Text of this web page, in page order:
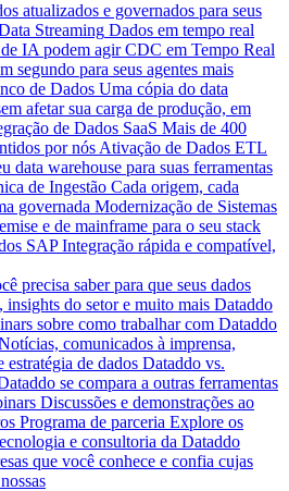
atualizados e governados para seus
Streaming Dados em tempo real
de IA podem agir CDC em Tempo Real
segundo para seus agentes mais
de Dados Uma cópia do data
afetar sua carga de produção, em
de Dados SaaS Mais de 400
por nós Ativação de Dados ETL
data warehouse para suas ferramentas
de Ingestão Cada origem, cada
governada Modernização de Sistemas
e de mainframe para o seu stack
SAP Integração rápida e compatível,
precisa saber para que seus dados
insights do setor e muito mais Dataddo
sobre como trabalhar com Dataddo
comunicados à imprensa,
estratégia de dados Dataddo vs.
se compara a outras ferramentas
Discussões e demonstrações ao
Programa de parceria Explore os
e consultoria da Dataddo
que você conhece e confia cujas